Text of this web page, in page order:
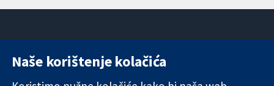
11-13 Cavendish
Naše korištenje kolačića